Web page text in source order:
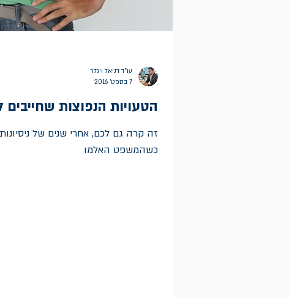
הטעויות הנפוצות שחייבים
זה קרה גם לכם, אחרי שנים של
כשהמשפט האלמו
עו"ד דניאל ויגלר
7 בספט׳ 2016